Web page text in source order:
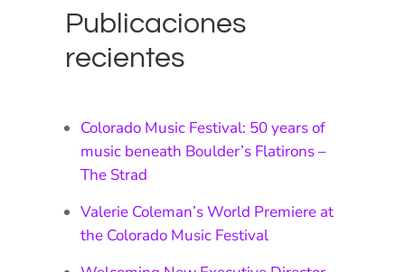
Publicaciones
recientes
Colorado Music Festival: 50 years of
music beneath Boulder’s Flatirons –
The Strad
Valerie Coleman’s World Premiere at
the Colorado Music Festival